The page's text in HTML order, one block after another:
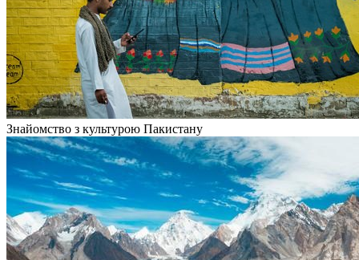
Знайомство з культурою Пакистану